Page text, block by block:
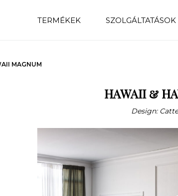
TERMÉKEK SZOLGÁLTATÁSOK
MAGNUM
HAWAII &
Design: